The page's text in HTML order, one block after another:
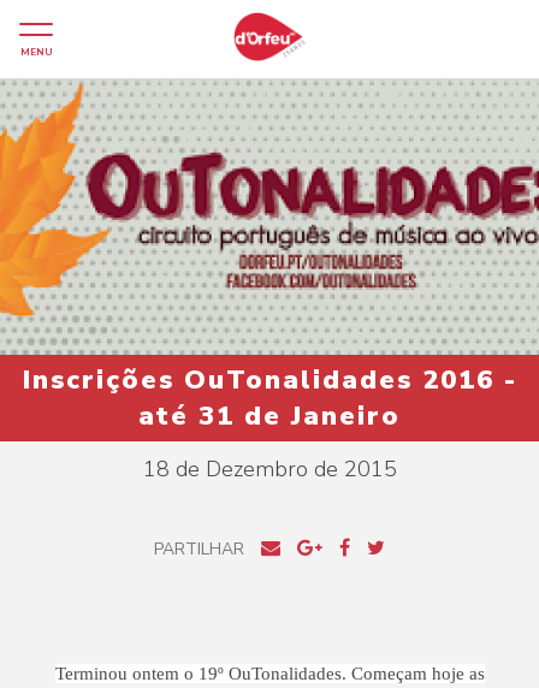
MENU
Inscrições OuTonalidades 2016 -
até 31 de Janeiro
18 de Dezembro de 2015
PARTILHAR
Terminou ontem o 19º OuTonalidades. Começam hoje as